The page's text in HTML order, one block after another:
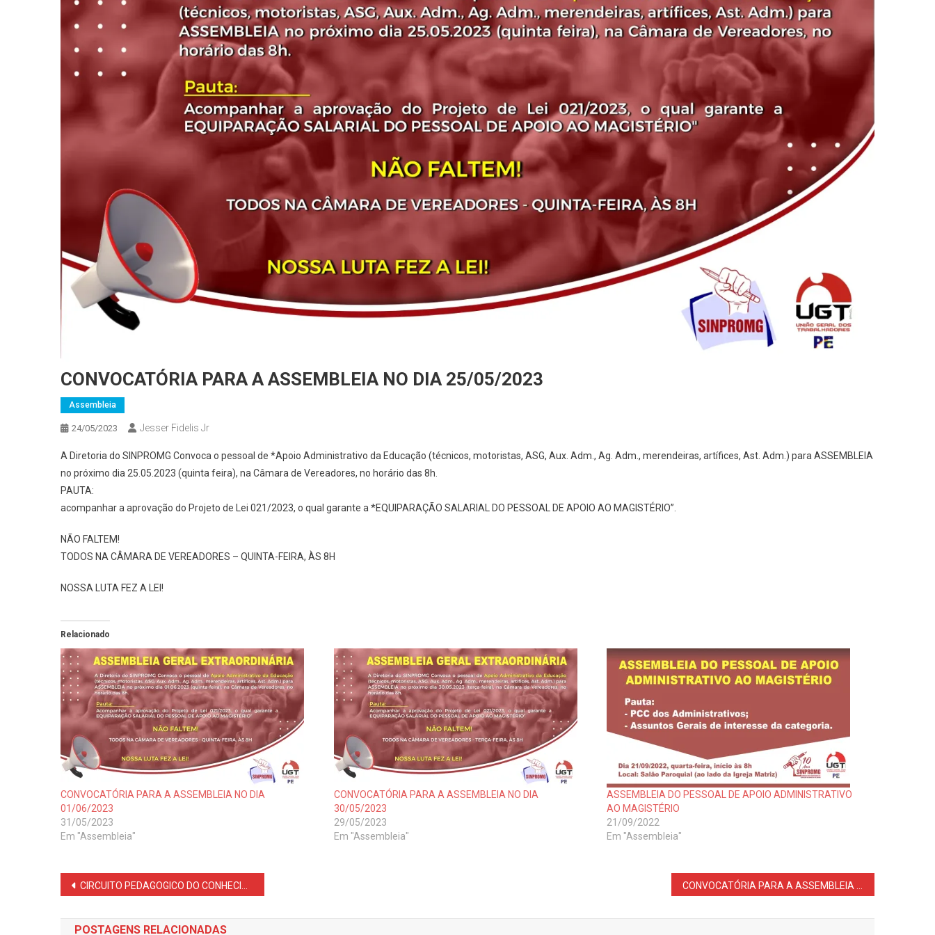
CONVOCATÓRIA PARA A ASSEMBLEIA NO DIA 25/05/2023
Assembleia
24/05/2023 Jesser Fidelis Jr
A Diretoria do SINPROMG Convoca o pessoal de *Apoio Administrativo da Educação (técnicos, motoristas, ASG, Aux. Adm., Ag. Adm., merendeiras, artífices, Ast. Adm.) para ASSEMBLEIA
no próximo dia 25.05.2023 (quinta feira), na Câmara de Vereadores, no horário das 8h.
PAUTA:
acompanhar a aprovação do Projeto de Lei 021/2023, o qual garante a *EQUIPARAÇÃO SALARIAL DO PESSOAL DE APOIO AO MAGISTÉRIO”.
NÃO FALTEM!
TODOS NA CÂMARA DE VEREADORES – QUINTA-FEIRA, ÀS 8H
NOSSA LUTA FEZ A LEI!
Relacionado
CONVOCATÓRIA PARA A ASSEMBLEIA NO DIA
01/06/2023
31/05/2023
Em "Assembleia"
CONVOCATÓRIA PARA A ASSEMBLEIA NO DIA
30/05/2023
29/05/2023
Em "Assembleia"
ASSEMBLEIA DO PESSOAL DE APOIO ADMINISTRATIVO
AO MAGISTÉRIO
21/09/2022
Em "Assembleia"
Navegação
de
CIRCUITO PEDAGOGICO DO CONHECIMENTO – 2ª ETAPA
POSTAGENS RELACIONADAS